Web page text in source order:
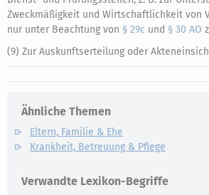
Zweckmäßigkeit und Wirtschaftlichkeit von
nur unter Beachtung von § 29c und § 30 AO
(9) Zur Auskunftserteilung oder
Ähnliche Themen
Eltern, Familie & Ehe
Krankheit, Betreuung & Pflege
Verwandte Lexikon-Begriffe